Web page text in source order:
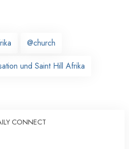
@church
und Saint Hill Afrika
CONNECT